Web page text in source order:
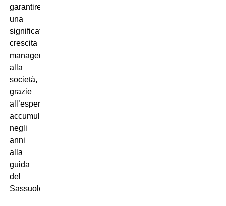
garantire
una
significativa
crescita
manageriale
alla
società,
grazie
all’esperienza
accumulata
negli
anni
alla
guida
del
Sassuolo.